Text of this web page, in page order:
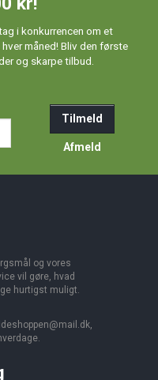
i konkurrencen om et
måned! Bliv den første
og skarpe tilbud.
Tilmeld
Afmeld
og vores
vil gøre, hvad
hurtigst muligt.
ideshoppen@mail.dk,